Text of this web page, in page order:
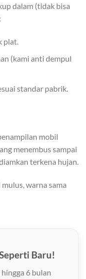
dalam (tidak bisa
plat.
(kami anti dempul
standar pabrik.
mobil
menembus sampai
terkena hujan.
mulus, warna sama
Baru!
6 bulan